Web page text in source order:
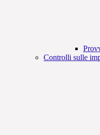
Controlli sulle